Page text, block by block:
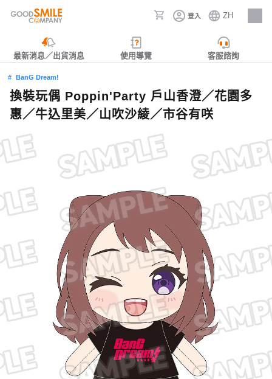
登入 ZH
人才招募
最新消息／出貨消息 使用導覽 客服諮詢
BanG Dream!
換裝玩偶 Poppin'Party 戶山香澄／花園多
惠／牛込里美／山吹沙綾／市谷有咲